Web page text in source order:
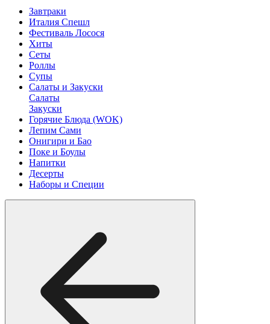
Завтраки
Италия Спешл
Фестиваль Лосося
Хиты
Сеты
Роллы
Супы
Салаты и Закуски
Салаты
Закуски
Горячие Блюда (WOK)
Лепим Сами
Онигири и Бао
Поке и Боулы
Напитки
Десерты
Наборы и Специи